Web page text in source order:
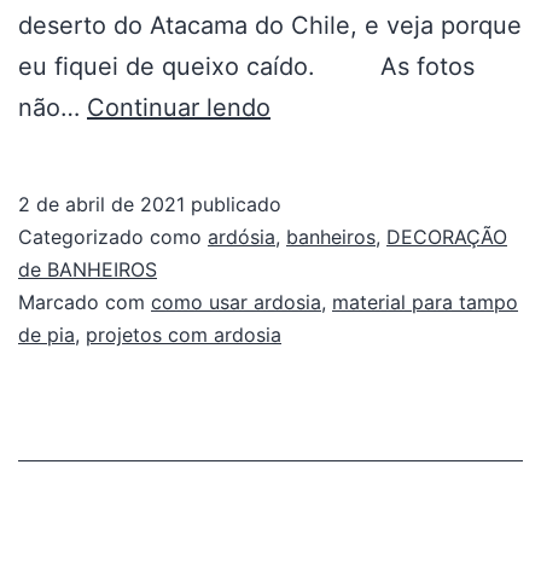
deserto do Atacama do Chile, e veja porque
eu fiquei de queixo caído. As fotos
não… Continuar lendo
2 de abril de 2021 publicado
Categorizado como ardósia, banheiros, DECORAÇÃO
de BANHEIROS
Marcado com como usar ardosia, material para tampo
de pia, projetos com ardosia